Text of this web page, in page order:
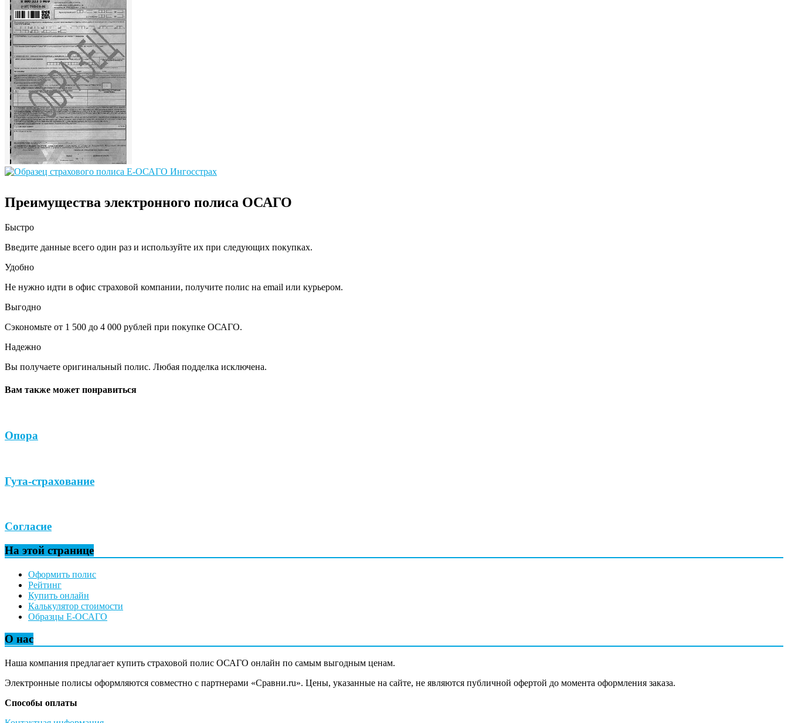
Преимущества электронного полиса ОСАГО
Быстро
Введите данные всего один раз и используйте их при следующих покупках.
Удобно
Не нужно идти в офис страховой компании, получите полис на email или курьером.
Выгодно
Сэкономьте от 1 500 до 4 000 рублей при покупке ОСАГО.
Надежно
Вы получаете оригинальный полис. Любая подделка исключена.
Вам также может понравиться
Опора
Гута-страхование
Согласие
На этой странице
Оформить полис
Рейтинг
Купить онлайн
Калькулятор стоимости
Образцы Е-ОСАГО
О нас
Наша компания предлагает купить страховой полис ОСАГО онлайн по самым выгодным ценам.
Электронные полисы оформляются совместно с партнерами «Сравни.ru». Цены, указанные на сайте, не являются публичной офертой до момента оформления заказа.
Способы оплаты